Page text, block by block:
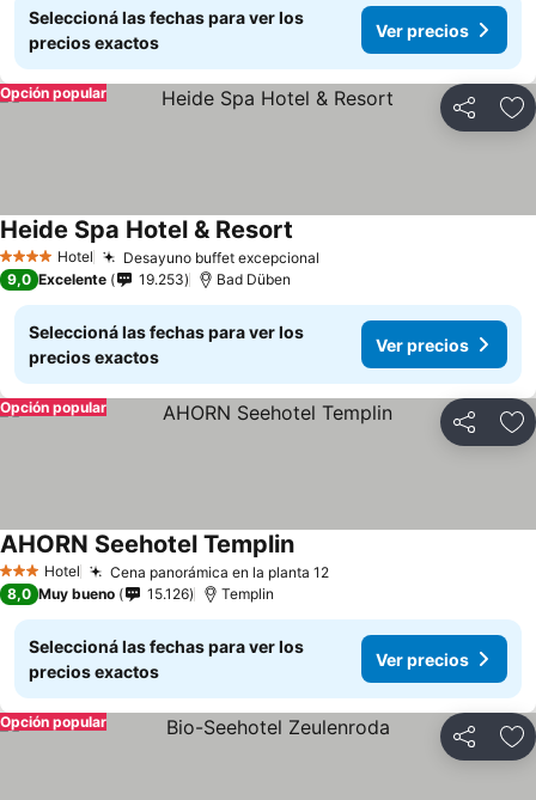
Seleccioná las fechas para ver los
precios exactos
Ver precios
Compartir
Opción popular
4 EstrellasHotel Desayuno buffet excepcional
Heide Spa Hotel & Resort
9,0 Excelente 19.253 Bad Düben
Seleccioná las fechas para ver los
precios exactos
Ver precios
Compartir
Opción popular
3 Estrellas
Hotel Cena panorámica en la planta 12
AHORN Seehotel Templin
8,0 Muy bueno 15.126 Templin
Seleccioná las fechas para ver los
precios exactos
Ver precios
Compartir
Opción popular